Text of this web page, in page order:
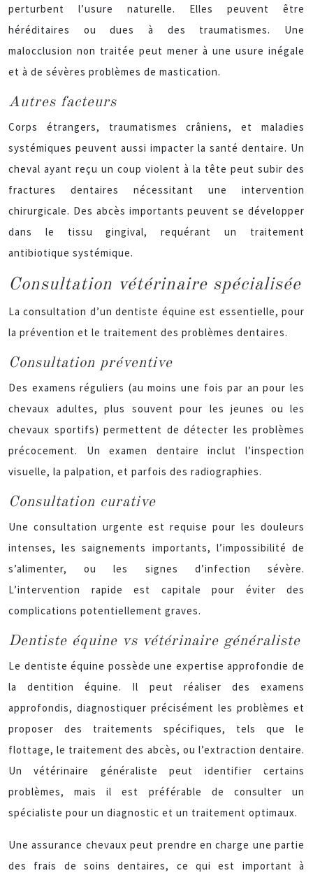
perturbent l’usure naturelle. Elles peuvent être
héréditaires ou dues à des traumatismes. Une
malocclusion non traitée peut mener à une usure inégale
et à de sévères problèmes de mastication.
Autres facteurs
Corps étrangers, traumatismes crâniens, et maladies
systémiques peuvent aussi impacter la santé dentaire. Un
cheval ayant reçu un coup violent à la tête peut subir des
fractures dentaires nécessitant une intervention
chirurgicale. Des abcès importants peuvent se développer
dans le tissu gingival, requérant un traitement
antibiotique systémique.
Consultation vétérinaire spécialisée
La consultation d’un dentiste équine est essentielle, pour
la prévention et le traitement des problèmes dentaires.
Consultation préventive
Des examens réguliers (au moins une fois par an pour les
chevaux adultes, plus souvent pour les jeunes ou les
chevaux sportifs) permettent de détecter les problèmes
précocement. Un examen dentaire inclut l’inspection
visuelle, la palpation, et parfois des radiographies.
Consultation curative
Une consultation urgente est requise pour les douleurs
intenses, les saignements importants, l’impossibilité de
s’alimenter, ou les signes d’infection sévère.
L’intervention rapide est capitale pour éviter des
complications potentiellement graves.
Dentiste équine vs vétérinaire généraliste
Le dentiste équine possède une expertise approfondie de
la dentition équine. Il peut réaliser des examens
approfondis, diagnostiquer précisément les problèmes et
proposer des traitements spécifiques, tels que le
flottage, le traitement des abcès, ou l’extraction dentaire.
Un vétérinaire généraliste peut identifier certains
problèmes, mais il est préférable de consulter un
spécialiste pour un diagnostic et un traitement optimaux.
Une assurance chevaux peut prendre en charge une partie
des frais de soins dentaires, ce qui est important à